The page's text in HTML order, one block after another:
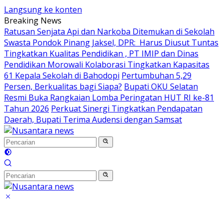
Langsung ke konten
Breaking News
Ratusan Senjata Api dan Narkoba Ditemukan di Sekolah
Swasta Pondok Pinang Jaksel, DPR: Harus Diusut Tuntas
Tingkatkan Kualitas Pendidikan , PT IMIP dan Dinas
Pendidikan Morowali Kolaborasi Tingkatkan Kapasitas
61 Kepala Sekolah di Bahodopi Pertumbuhan 5,29
Persen, Berkualitas bagi Siapa? Bupati OKU Selatan
Resmi Buka Rangkaian Lomba Peringatan HUT RI ke-81
Tahun 2026 Perkuat Sinergi Tingkatkan Pendapatan
Daerah, Bupati Terima Audensi dengan Samsat